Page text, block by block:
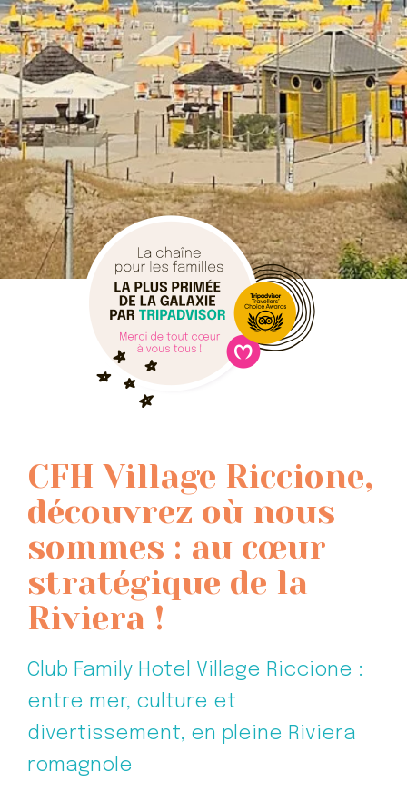
CFH Village Riccione,
découvrez où nous
sommes : au cœur
stratégique de la
Riviera !
Club Family Hotel Village Riccione :
entre mer, culture et
divertissement, en pleine Riviera
romagnole